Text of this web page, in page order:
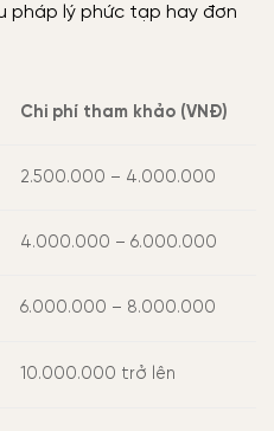
pháp lý phức tạp hay đơn
Chi phí tham khảo (VNĐ)
2.500.000 – 4.000.000
4.000.000 – 6.000.000
6.000.000 – 8.000.000
10.000.000 trở lên